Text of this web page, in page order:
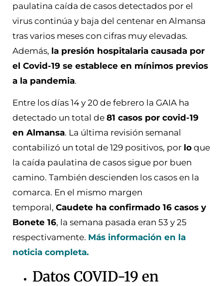
paulatina caída de casos detectados por el
virus continúa y baja del centenar en Almansa
tras varios meses con cifras muy elevadas.
Además, la presión hospitalaria causada por
el Covid-19 se establece en mínimos previos
a la pandemia.
Entre los días 14 y 20 de febrero la GAIA ha
detectado un total de 81 casos por covid-19
en Almansa. La última revisión semanal
contabilizó un total de 129 positivos, por lo que
la caída paulatina de casos sigue por buen
camino. También descienden los casos en la
comarca. En el mismo margen
temporal, Caudete ha confirmado 16 casos y
Bonete 16, la semana pasada eran 53 y 25
respectivamente. Más información en la
noticia completa.
Datos COVID-19 en